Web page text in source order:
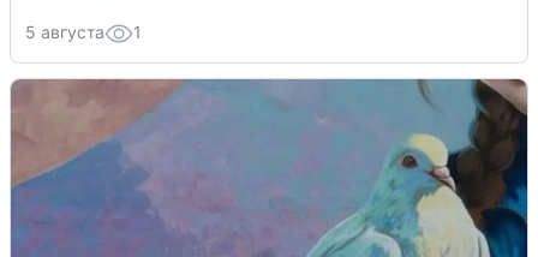
5 августа 1